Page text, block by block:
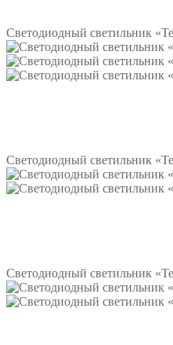
Светодиодный светильник
Светодиодный светильник
Светодиодный светильник